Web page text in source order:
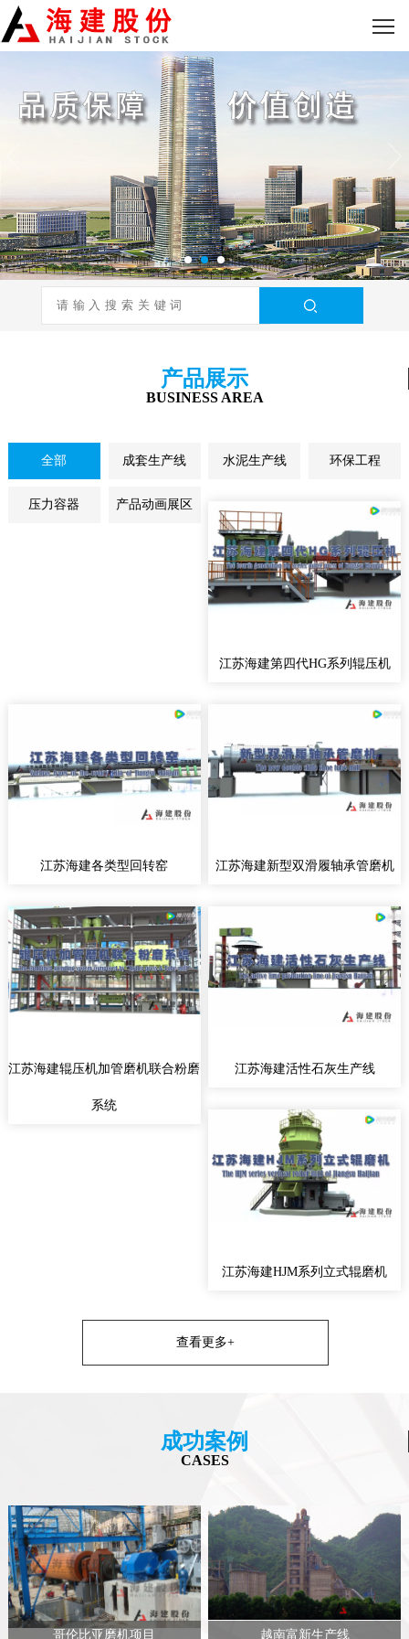
产品展示
BUSINESS AREA
全部 成套生产线 水泥生产线 环保工程
压力容器 产品动画展区
江苏海建第四代HG系列辊压机
江苏海建各类型回转窑 江苏海建新型双滑履轴承管磨机
江苏海建辊压机加管磨机联合粉磨
系统
江苏海建活性石灰生产线
江苏海建HJM系列立式辊磨机
查看更多+
成功案例
CASES
哥伦比亚磨机项目 越南富新生产线